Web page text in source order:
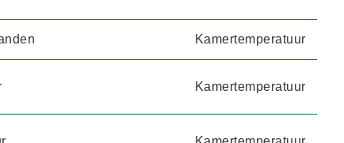
Kamertemperatuur
Kamertemperatuur